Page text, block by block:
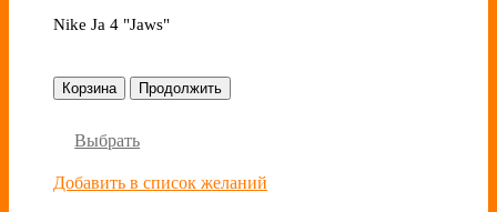
Nike Ja 4 "Jaws"
Корзина Продолжить
Выбрать
Добавить в список желаний